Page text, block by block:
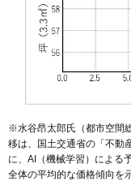
※水谷昂太郎氏（都市空間
移は、国土交通省の「不動
に、AI（機械学習）による
全体の平均的な価格傾向を